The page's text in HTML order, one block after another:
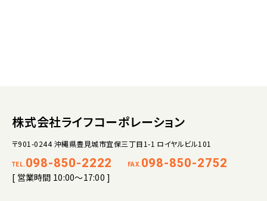
株式会社ライフコーポレーション
〒901-0244 沖縄県豊見城市宜保三丁目1-1 ロイヤルビル101
TEL. 098-850-2222 FAX. 098-850-2752
[ 営業時間 10:00～17:00 ]